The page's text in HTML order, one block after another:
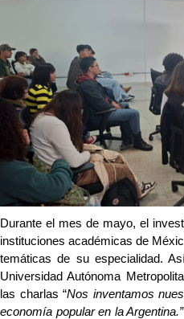
Durante el mes de mayo, el
instituciones académicas de
temáticas de su especialidad.
Universidad Autónoma
las charlas “Nos inventamos
economía popular en la